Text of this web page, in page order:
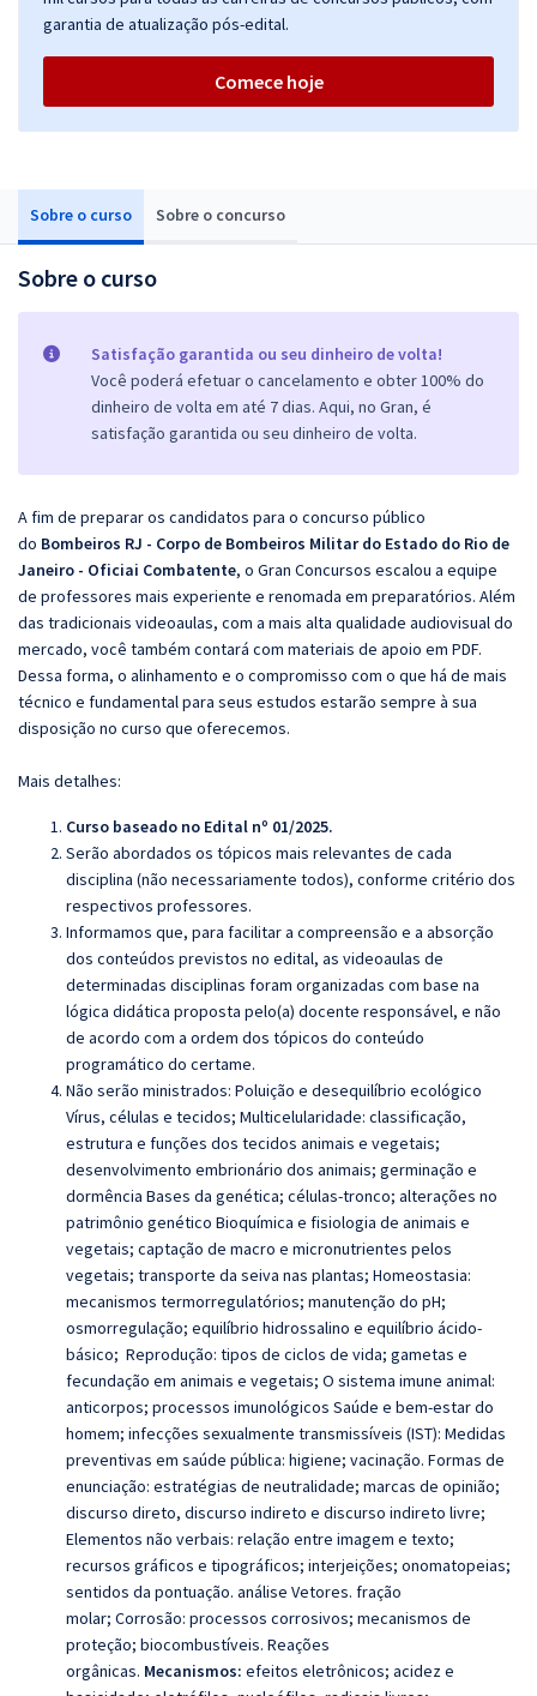
Sobre o curso Sobre o concurso
Sobre o curso
Satisfação garantida ou seu dinheiro de volta!
Você poderá efetuar o cancelamento e obter 100% do
dinheiro de volta em até 7 dias. Aqui, no Gran, é
satisfação garantida ou seu dinheiro de volta.
A fim de preparar os candidatos para o concurso público
do Bombeiros RJ - Corpo de Bombeiros Militar do Estado do Rio de
Janeiro - Oficiai Combatente, o Gran Concursos escalou a equipe
de professores mais experiente e renomada em preparatórios. Além
das tradicionais videoaulas, com a mais alta qualidade audiovisual do
mercado, você também contará com materiais de apoio em PDF.
Dessa forma, o alinhamento e o compromisso com o que há de mais
técnico e fundamental para seus estudos estarão sempre à sua
disposição no curso que oferecemos.
Mais detalhes:
Curso baseado no Edital nº 01/2025.
Serão abordados os tópicos mais relevantes de cada
disciplina (não necessariamente todos), conforme critério dos
respectivos professores.
Informamos que, para facilitar a compreensão e a absorção
dos conteúdos previstos no edital, as videoaulas de
determinadas disciplinas foram organizadas com base na
lógica didática proposta pelo(a) docente responsável, e não
de acordo com a ordem dos tópicos do conteúdo
programático do certame.
Não serão ministrados: Poluição e desequilíbrio ecológico
Vírus, células e tecidos; Multicelularidade: classificação,
estrutura e funções dos tecidos animais e vegetais;
desenvolvimento embrionário dos animais; germinação e
dormência Bases da genética; células-tronco; alterações no
patrimônio genético Bioquímica e fisiologia de animais e
vegetais; captação de macro e micronutrientes pelos
vegetais; transporte da seiva nas plantas; Homeostasia:
mecanismos termorregulatórios; manutenção do pH;
osmorregulação; equilíbrio hidrossalino e equilíbrio ácido-
básico; Reprodução: tipos de ciclos de vida; gametas e
fecundação em animais e vegetais; O sistema imune animal:
anticorpos; processos imunológicos Saúde e bem-estar do
homem; infecções sexualmente transmissíveis (IST): Medidas
preventivas em saúde pública: higiene; vacinação. Formas de
enunciação: estratégias de neutralidade; marcas de opinião;
discurso direto, discurso indireto e discurso indireto livre;
Elementos não verbais: relação entre imagem e texto;
recursos gráficos e tipográficos; interjeições; onomatopeias;
sentidos da pontuação. análise Vetores. fração
molar; Corrosão: processos corrosivos; mecanismos de
proteção; biocombustíveis. Reações
orgânicas. Mecanismos: efeitos eletrônicos; acidez e
garantia de atualização pós-edital.
Comece hoje